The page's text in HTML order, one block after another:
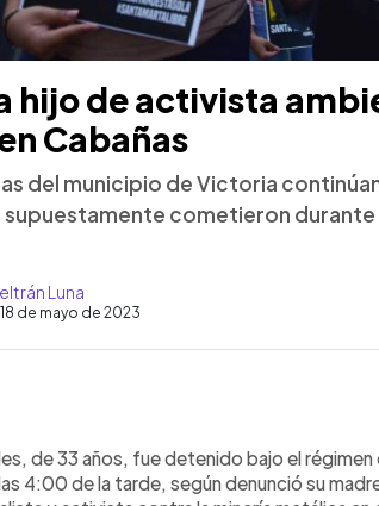
hijo de activista
Cabañas
del municipio de Victoria
supuestamente cometieron
Luna
de mayo de 2023
artículo
de 33 años, fue detenido bajo el
4:00 de la tarde, según denunció su